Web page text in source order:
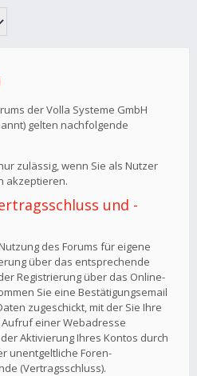
der Volla Systeme GmbH
gelten nachfolgende
zulässig, wenn Sie als Nutzer
akzeptieren.
und -
des Forums für eigene
über das entsprechende
Registrierung über das Online-
Sie eine Bestätigungsemail
zugeschickt, mit der Sie Ihre
einer Webadresse
Aktivierung Ihres Kontos durch
unentgeltliche Foren-
(Vertragsschluss).